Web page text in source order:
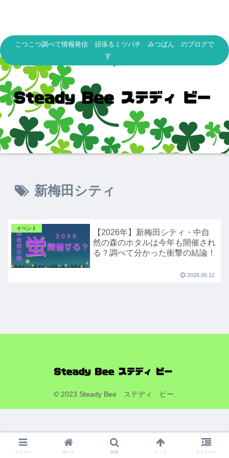
こつこつ調べて情報発信 頑張るミツバチ みつばん のブログで
す
新梅田シティ
イベント
【2026年】新梅田シティ・中自
然の森のホタルは今年も開催され
る？調べて分かった衝撃の結論！
2026.06.12
© 2023 Steady Bee ステディ ビー.
メニュー ホーム 検索 トップ サイドバー